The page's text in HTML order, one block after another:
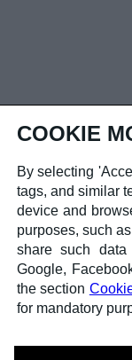
COOKIE
By selecting
tags, and similar
device and
purposes, such
share such
Google,
the section
for mandatory